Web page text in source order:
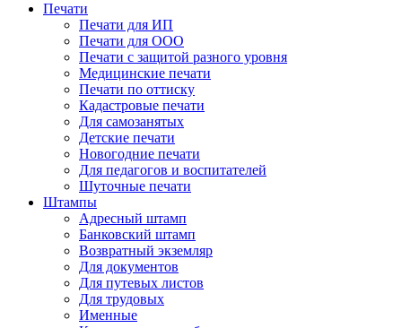
Печати
Печати для ИП
Печати для ООО
Печати с защитой разного уровня
Медицинские печати
Печати по оттиску
Кадастровые печати
Для самозанятых
Детские печати
Новогодние печати
Для педагогов и воспитателей
Шуточные печати
Штампы
Адресный штамп
Банковский штамп
Возвратный экземляр
Для документов
Для путевых листов
Для трудовых
Именные